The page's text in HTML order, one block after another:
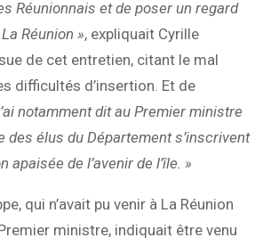
Réunionnais et de poser un regard
Réunion », expliquait Cyrille
de cet entretien, citant le mal
difficultés d’insertion. Et de
notamment dit au Premier ministre
des élus du Département s’inscrivent
apaisée de l’avenir de l’île. »
qui n’avait pu venir à La Réunion
ministre, indiquait être venu